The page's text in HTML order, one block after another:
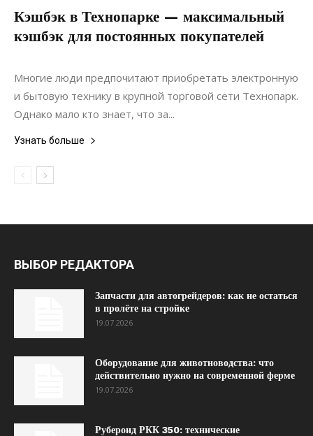
Кэшбэк в Технопарке — максимальный
кэшбэк для постоянных покупателей
23.07.2020
Многие люди предпочитают приобретать электронную
и бытовую технику в крупной торговой сети Технопарк.
Однако мало кто знает, что за...
Узнать больше
ВЫБОР РЕДАКТОРА
Запчасти для автогрейдеров: как не остаться
в пролёте на стройке
19.07.2026
Оборудование для животноводства: что
действительно нужно на современной ферме
19.07.2026
Рубероид РКК 350: технические